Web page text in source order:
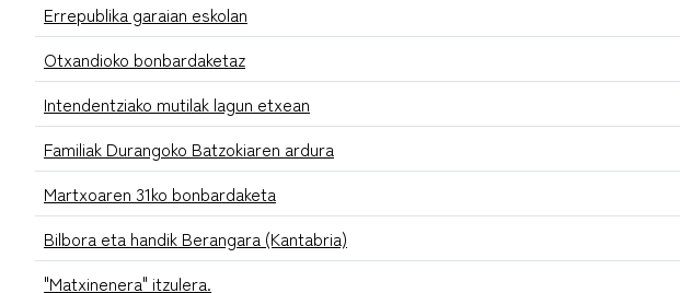
Errepublika garaian eskolan
Otxandioko bonbardaketaz
Intendentziako mutilak lagun etxean
Familiak Durangoko Batzokiaren ardura
Martxoaren 31ko bonbardaketa
Bilbora eta handik Berangara (Kantabria)
"Matxinenera" itzulera.